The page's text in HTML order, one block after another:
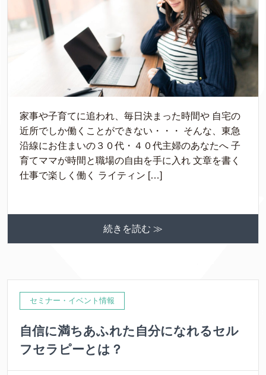
家事や子育てに追われ、毎日決まった時間や 自宅の
近所でしか働くことができない・・・ そんな、東急
沿線にお住まいの３０代・４０代主婦のあなたへ 子
育てママが時間と職場の自由を手に入れ 文章を書く
仕事で楽しく働く ライティン […]
続きを読む ≫
セミナー・イベント情報
自信に満ちあふれた自分になれるセル
フセラピーとは？